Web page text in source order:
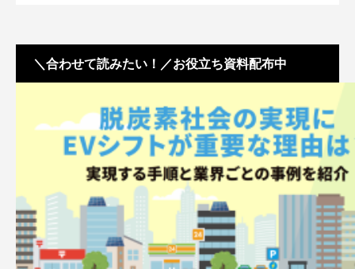
＼合わせて読みたい！／お役立ち資料配布中